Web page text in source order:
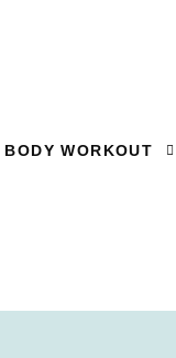
BODY WORKOUT